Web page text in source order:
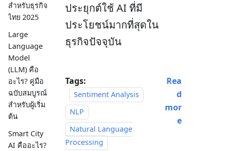
สำหรับธุรกิจ
ไทย 2025
Large
Language
Model
(LLM) คือ
อะไร? คู่มือ
ฉบับสมบูรณ์
สำหรับผู้เริ่ม
ต้น
Smart City
AI คืออะไร?
ประยุกต์ใช้ AI ที่มี
ประโยชน์มากที่สุดใน
ธุรกิจปัจจุบัน
Tags:
Sentiment Analysis
NLP
Natural Language
Processing
Rea
d
mor
e